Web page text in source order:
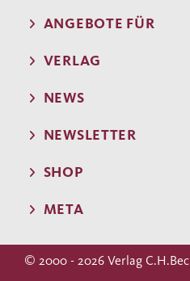
ANGEBOTE FÜR
VERLAG
NEWS
NEWSLETTER
SHOP
META
© 2000 - 2026 Verlag